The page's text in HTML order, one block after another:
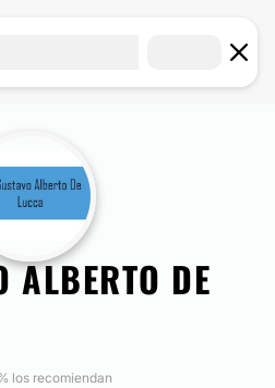
ALBERTO DE
los recomiendan